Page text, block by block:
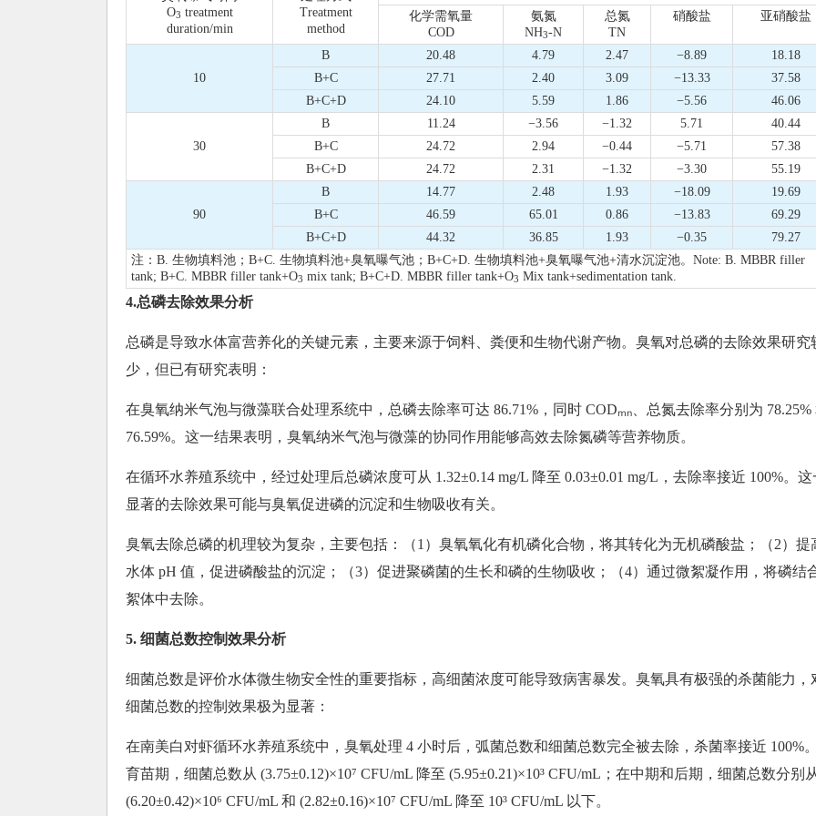
O3 treatment
duration/min
Treatment
method
化学需氧量
COD
氨氮
NH3-N
总氮
TN
硝酸盐
NO3−
亚硝酸盐
10
B 20.48 4.79 2.47 −8.89
18.18
B+C
27.71 2.40 3.09 −13.33
37.58
B+C+D
24.10 5.59 1.86 −5.56 46.06
30
B 11.24 −3.56 −1.32 5.71
40.44
B+C
24.72 2.94 −0.44 −5.71
57.38
B+C+D
24.72 2.31 −1.32 −3.30 55.19
90
B 14.77 2.48 1.93 −18.09
19.69
B+C
46.59 65.01 0.86 −13.83
69.29
B+C+D
44.32 36.85 1.93 −0.35
79.27
注：B. 生物填料池；B+C. 生物填料池+臭氧曝气池；B+C+D. 生物填料池+臭氧曝气池+清水沉淀池。Note: B. MBBR filler
tank; B+C. MBBR filler tank+O3 mix tank; B+C+D. MBBR filler tank+O3 Mix tank+sedimentation tank.
4.总磷去除效果分析
总磷是导致水体富营养化的关键元素，主要来源于饲料、粪便和生物代谢产物。臭氧对总磷的去除效果研究
少，但已有研究表明：
在臭氧纳米气泡与微藻联合处理系统中，总磷去除率可达 86.71%，同时 CODₘₙ、总氮去除率分别为 78.25%
76.59%。这一结果表明，臭氧纳米气泡与微藻的协同作用能够高效去除氮磷等营养物质。
在循环水养殖系统中，经过处理后总磷浓度可从 1.32±0.14 mg/L 降至 0.03±0.01 mg/L，去除率接近 100%。这
显著的去除效果可能与臭氧促进磷的沉淀和生物吸收有关。
臭氧去除总磷的机理较为复杂，主要包括：（1）臭氧氧化有机磷化合物，将其转化为无机磷酸盐；（2）提
水体 pH 值，促进磷酸盐的沉淀；（3）促进聚磷菌的生长和磷的生物吸收；（4）通过微絮凝作用，将磷结
絮体中去除。
5. 细菌总数控制效果分析
细菌总数是评价水体微生物安全性的重要指标，高细菌浓度可能导致病害暴发。臭氧具有极强的杀菌能力，
细菌总数的控制效果极为显著：
在南美白对虾循环水养殖系统中，臭氧处理 4 小时后，弧菌总数和细菌总数完全被去除，杀菌率接近 100%
育苗期，细菌总数从 (3.75±0.12)×10⁷ CFU/mL 降至 (5.95±0.21)×10³ CFU/mL；在中期和后期，细菌总数分别
(6.20±0.42)×10⁶ CFU/mL 和 (2.82±0.16)×10⁷ CFU/mL 降至 10³ CFU/mL 以下。